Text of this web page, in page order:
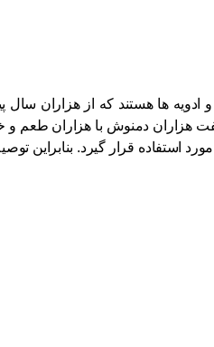
و ادویه‌ ها هستند که از هزاران
گفت هزاران دمنوش با هزاران
مورد استفاده قرار گیرد.